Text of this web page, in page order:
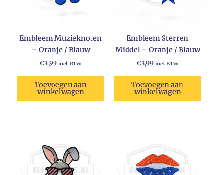
Embleem Muzieknoten
– Oranje / Blauw
€3,99 incl. BTW
Toevoegen aan
winkelwagen
Embleem Sterren
Middel – Oranje / Blauw
€3,99 incl. BTW
Toevoegen aan
winkelwagen